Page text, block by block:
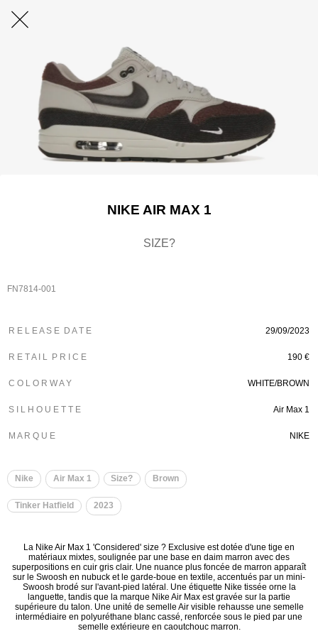
NIKE AIR MAX 1
SIZE?
FN7814-001
R E L E A S E D A T E 29/09/2023
R E T A I L P R I C E 190 €
C O L O R W A Y WHITE/BROWN
S I L H O U E T T E Air Max 1
M A R Q U E NIKE
Nike Air Max 1 Size? Brown
Tinker Hatfield 2023
La Nike Air Max 1 'Considered' size ? Exclusive est dotée d'une tige en
matériaux mixtes, soulignée par une base en daim marron avec des
superpositions en cuir gris clair. Une nuance plus foncée de marron apparaît
sur le Swoosh en nubuck et le garde-boue en textile, accentués par un mini-
Swoosh brodé sur l'avant-pied latéral. Une étiquette Nike tissée orne la
languette, tandis que la marque Nike Air Max est gravée sur la partie
supérieure du talon. Une unité de semelle Air visible rehausse une semelle
intermédiaire en polyuréthane blanc cassé, renforcée sous le pied par une
semelle extérieure en caoutchouc marron.